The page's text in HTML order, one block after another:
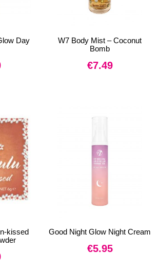
Day
W7 Body Mist – Coconut
Bomb
€7.49
kissed
Good Night Glow Night Cream
€5.95